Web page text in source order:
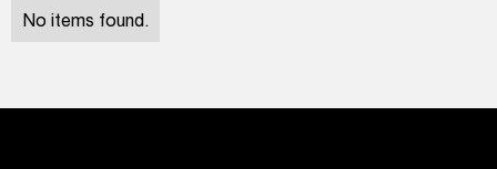
No items found.